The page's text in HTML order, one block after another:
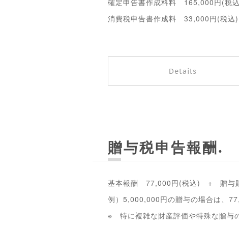
確定申告書作成料料 165,000円(税
消費税申告書作成料 33,000円(税込)
Details
贈与税申告報酬
基本報酬 77,000円(税込) + 贈与
例）5,000,000円の贈与の場合は、
※ 特に複雑な財産評価や特殊な贈与